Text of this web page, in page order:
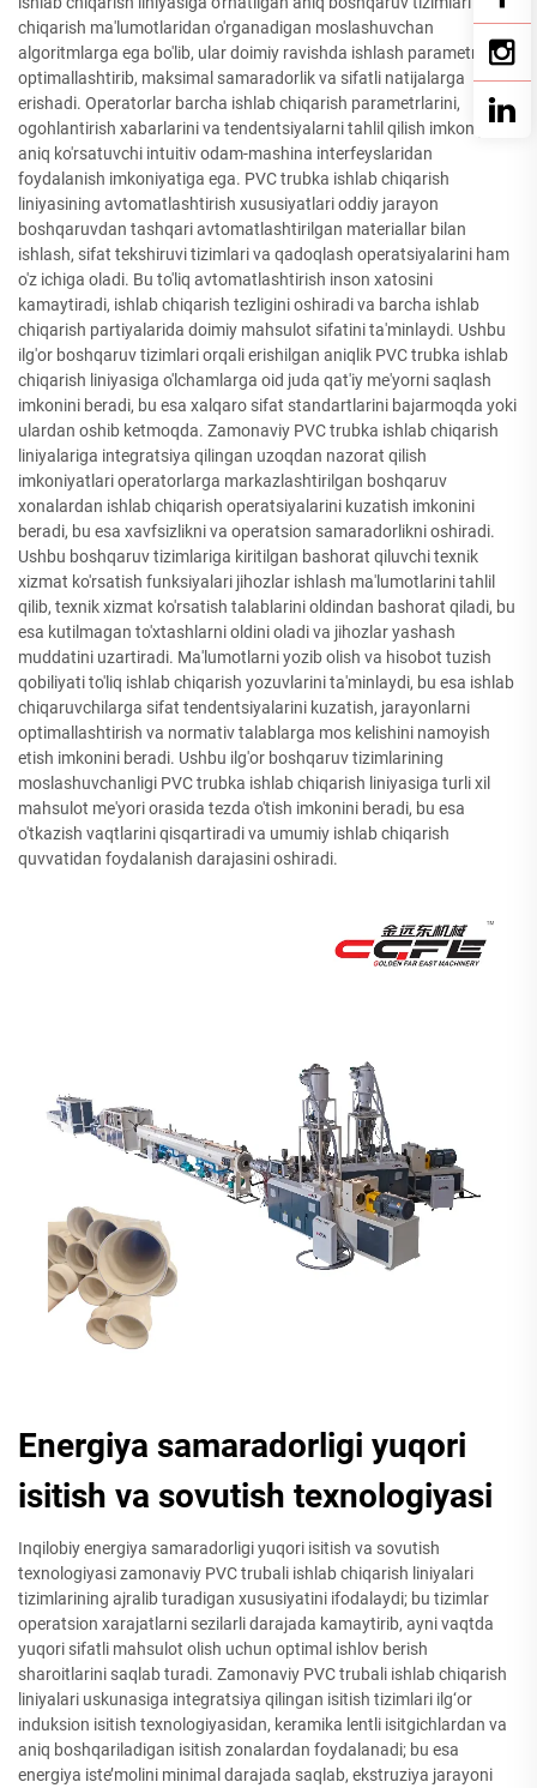
chiqarish ma'lumotlaridan o'rganadigan moslashuvchan
algoritmlarga ega bo'lib, ular doimiy ravishda ishlash parametrlarini
optimallashtirib, maksimal samaradorlik va sifatli natijalarga
erishadi. Operatorlar barcha ishlab chiqarish parametrlarini,
ogohlantirish xabarlarini va tendentsiyalarni tahlil qilish imkoniyatini
aniq ko'rsatuvchi intuitiv odam-mashina interfeyslaridan
foydalanish imkoniyatiga ega. PVC trubka ishlab chiqarish
liniyasining avtomatlashtirish xususiyatlari oddiy jarayon
boshqaruvdan tashqari avtomatlashtirilgan materiallar bilan
ishlash, sifat tekshiruvi tizimlari va qadoqlash operatsiyalarini ham
o'z ichiga oladi. Bu to'liq avtomatlashtirish inson xatosini
kamaytiradi, ishlab chiqarish tezligini oshiradi va barcha ishlab
chiqarish partiyalarida doimiy mahsulot sifatini ta'minlaydi. Ushbu
ilg'or boshqaruv tizimlari orqali erishilgan aniqlik PVC trubka ishlab
chiqarish liniyasiga o'lchamlarga oid juda qat'iy me'yorni saqlash
imkonini beradi, bu esa xalqaro sifat standartlarini bajarmoqda yoki
ulardan oshib ketmoqda. Zamonaviy PVC trubka ishlab chiqarish
liniyalariga integratsiya qilingan uzoqdan nazorat qilish
imkoniyatlari operatorlarga markazlashtirilgan boshqaruv
xonalardan ishlab chiqarish operatsiyalarini kuzatish imkonini
beradi, bu esa xavfsizlikni va operatsion samaradorlikni oshiradi.
Ushbu boshqaruv tizimlariga kiritilgan bashorat qiluvchi texnik
xizmat ko'rsatish funksiyalari jihozlar ishlash ma'lumotlarini tahlil
qilib, texnik xizmat ko'rsatish talablarini oldindan bashorat qiladi, bu
esa kutilmagan to'xtashlarni oldini oladi va jihozlar yashash
muddatini uzartiradi. Ma'lumotlarni yozib olish va hisobot tuzish
qobiliyati to'liq ishlab chiqarish yozuvlarini ta'minlaydi, bu esa ishlab
chiqaruvchilarga sifat tendentsiyalarini kuzatish, jarayonlarni
optimallashtirish va normativ talablarga mos kelishini namoyish
etish imkonini beradi. Ushbu ilg'or boshqaruv tizimlarining
moslashuvchanligi PVC trubka ishlab chiqarish liniyasiga turli xil
mahsulot me'yori orasida tezda o'tish imkonini beradi, bu esa
o'tkazish vaqtlarini qisqartiradi va umumiy ishlab chiqarish
quvvatidan foydalanish darajasini oshiradi.
Energiya samaradorligi yuqori
isitish va sovutish texnologiyasi
Inqilobiy energiya samaradorligi yuqori isitish va sovutish
texnologiyasi zamonaviy PVC trubali ishlab chiqarish liniyalari
tizimlarining ajralib turadigan xususiyatini ifodalaydi; bu tizimlar
operatsion xarajatlarni sezilarli darajada kamaytirib, ayni vaqtda
yuqori sifatli mahsulot olish uchun optimal ishlov berish
sharoitlarini saqlab turadi. Zamonaviy PVC trubali ishlab chiqarish
liniyalari uskunasiga integratsiya qilingan isitish tizimlari ilg‘or
induksion isitish texnologiyasidan, keramika lentli isitgichlardan va
aniq boshqariladigan isitish zonalardan foydalanadi; bu esa
energiya iste’molini minimal darajada saqlab, ekstruziya jarayoni